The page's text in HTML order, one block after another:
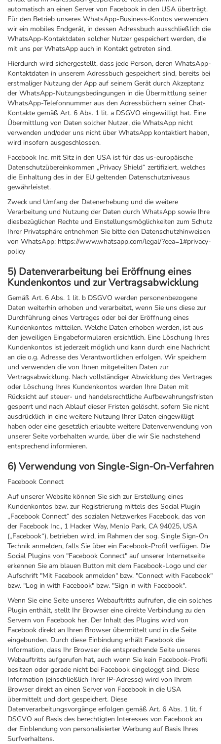
automatisch an einen Server von Facebook in den USA überträgt.
Für den Betrieb unseres WhatsApp-Business-Kontos verwenden
wir ein mobiles Endgerät, in dessen Adressbuch ausschließlich die
WhatsApp-Kontaktdaten solcher Nutzer gespeichert werden, die
mit uns per WhatsApp auch in Kontakt getreten sind.
Hierdurch wird sichergestellt, dass jede Person, deren WhatsApp-
Kontaktdaten in unserem Adressbuch gespeichert sind, bereits bei
erstmaliger Nutzung der App auf seinem Gerät durch Akzeptanz
der WhatsApp-Nutzungsbedingungen in die Übermittlung seiner
WhatsApp-Telefonnummer aus den Adressbüchern seiner Chat-
Kontakte gemäß Art. 6 Abs. 1 lit. a DSGVO eingewilligt hat. Eine
Übermittlung von Daten solcher Nutzer, die WhatsApp nicht
verwenden und/oder uns nicht über WhatsApp kontaktiert haben,
wird insofern ausgeschlossen.
Facebook Inc. mit Sitz in den USA ist für das us-europäische
Datenschutzübereinkommen „Privacy Shield“ zertifiziert, welches
die Einhaltung des in der EU geltenden Datenschutzniveaus
gewährleistet.
Zweck und Umfang der Datenerhebung und die weitere
Verarbeitung und Nutzung der Daten durch WhatsApp sowie Ihre
diesbezüglichen Rechte und Einstellungsmöglichkeiten zum Schutz
Ihrer Privatsphäre entnehmen Sie bitte den Datenschutzhinweisen
von WhatsApp: https://www.whatsapp.com/legal/?eea=1#privacy-
policy
5) Datenverarbeitung bei Eröffnung eines
Kundenkontos und zur Vertragsabwicklung
Gemäß Art. 6 Abs. 1 lit. b DSGVO werden personenbezogene
Daten weiterhin erhoben und verarbeitet, wenn Sie uns diese zur
Durchführung eines Vertrages oder bei der Eröffnung eines
Kundenkontos mitteilen. Welche Daten erhoben werden, ist aus
den jeweiligen Eingabeformularen ersichtlich. Eine Löschung Ihres
Kundenkontos ist jederzeit möglich und kann durch eine Nachricht
an die o.g. Adresse des Verantwortlichen erfolgen. Wir speichern
und verwenden die von Ihnen mitgeteilten Daten zur
Vertragsabwicklung. Nach vollständiger Abwicklung des Vertrages
oder Löschung Ihres Kundenkontos werden Ihre Daten mit
Rücksicht auf steuer- und handelsrechtliche Aufbewahrungsfristen
gesperrt und nach Ablauf dieser Fristen gelöscht, sofern Sie nicht
ausdrücklich in eine weitere Nutzung Ihrer Daten eingewilligt
haben oder eine gesetzlich erlaubte weitere Datenverwendung von
unserer Seite vorbehalten wurde, über die wir Sie nachstehend
entsprechend informieren.
6) Verwendung von Single-Sign-On-Verfahren
Facebook Connect
Auf unserer Website können Sie sich zur Erstellung eines
Kundenkontos bzw. zur Registrierung mittels des Social Plugin
„Facebook Connect“ des sozialen Netzwerkes Facebook, das von
der Facebook Inc., 1 Hacker Way, Menlo Park, CA 94025, USA
(„Facebook“), betrieben wird, im Rahmen der sog. Single Sign-On
Technik anmelden, falls Sie über ein Facebook-Profil verfügen. Die
Social Plugins von "Facebook Connect" auf unserer Internetseite
erkennen Sie am blauen Button mit dem Facebook-Logo und der
Aufschrift "Mit Facebook anmelden" bzw. "Connect with Facebook"
bzw. "Log in with Facebook" bzw. "Sign in with Facebook".
Wenn Sie eine Seite unseres Webauftritts aufrufen, die ein solches
Plugin enthält, stellt Ihr Browser eine direkte Verbindung zu den
Servern von Facebook her. Der Inhalt des Plugins wird von
Facebook direkt an Ihren Browser übermittelt und in die Seite
eingebunden. Durch diese Einbindung erhält Facebook die
Information, dass Ihr Browser die entsprechende Seite unseres
Webauftritts aufgerufen hat, auch wenn Sie kein Facebook-Profil
besitzen oder gerade nicht bei Facebook eingeloggt sind. Diese
Information (einschließlich Ihrer IP-Adresse) wird von Ihrem
Browser direkt an einen Server von Facebook in die USA
übermittelt und dort gespeichert. Diese
Datenverarbeitungsvorgänge erfolgen gemäß Art. 6 Abs. 1 lit. f
DSGVO auf Basis des berechtigten Interesses von Facebook an
der Einblendung von personalisierter Werbung auf Basis Ihres
Surfverhaltens.